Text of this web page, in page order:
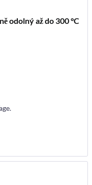
odolný až do 300 °C